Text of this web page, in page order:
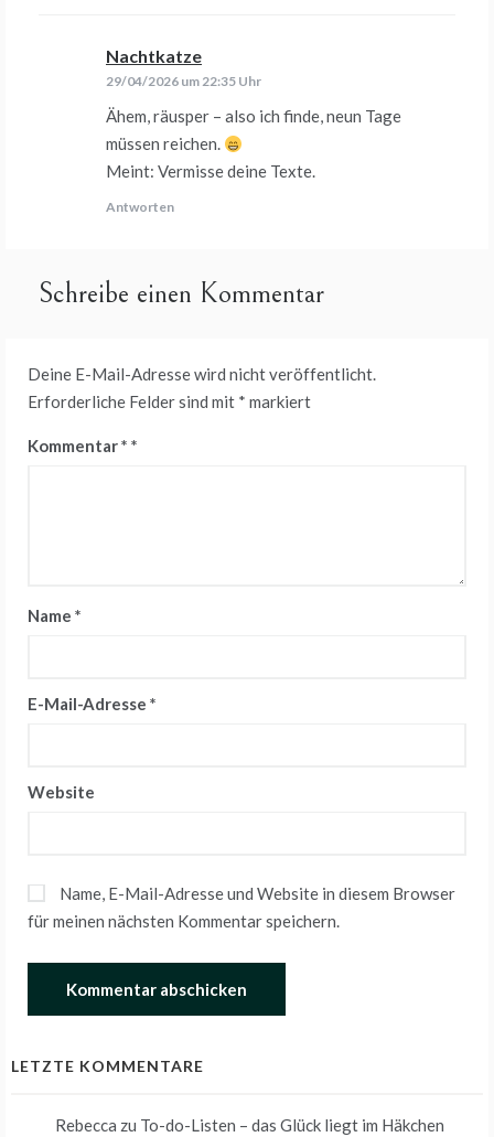
Nachtkatze
29/04/2026 um 22:35 Uhr
Ähem, räusper – also ich finde, neun Tage
müssen reichen.
Meint: Vermisse deine Texte.
Antworten
Schreibe einen Kommentar
Deine E-Mail-Adresse wird nicht veröffentlicht.
Erforderliche Felder sind mit * markiert
Kommentar*
Name *
E-Mail-Adresse *
Website
Name, E-Mail-Adresse und Website in diesem Browser
für meinen nächsten Kommentar speichern.
LETZTE KOMMENTARE
Rebecca zu To-do-Listen – das Glück liegt im Häkchen